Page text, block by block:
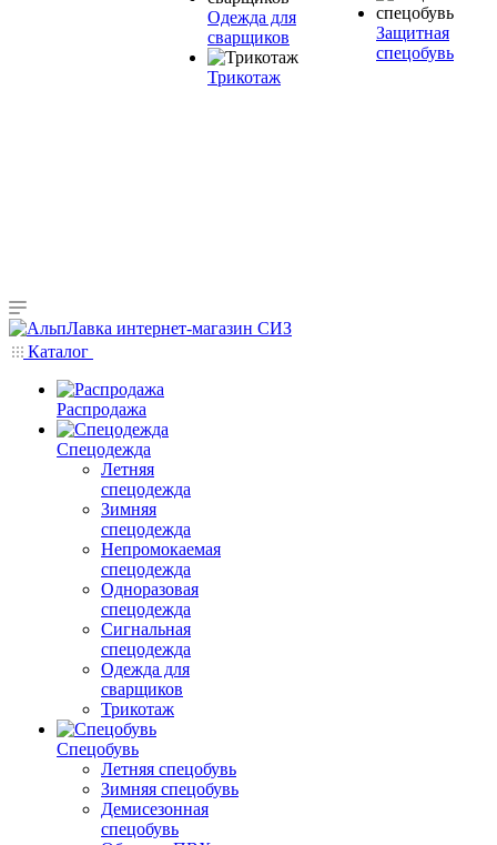
Одежда для
сварщиков
Трикотаж
Защитная
спецобувь
Каталог
Распродажа
Спецодежда
Летняя
спецодежда
Зимняя
спецодежда
Непромокаемая
спецодежда
Одноразовая
спецодежда
Сигнальная
спецодежда
Одежда для
сварщиков
Трикотаж
Спецобувь
Летняя спецобувь
Зимняя спецобувь
Демисезонная
спецобувь